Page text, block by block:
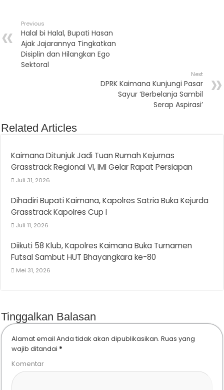
Previous
Halal bi Halal, Bupati Hasan
Ajak Jajarannya Tingkatkan
Disiplin dan Hilangkan Ego
Sektoral
Next
DPRK Kaimana Kunjungi Pasar
Sayur ‘Berbelanja Sambil
Serap Aspirasi’
Related Articles
Kaimana Ditunjuk Jadi Tuan Rumah Kejurnas
Grasstrack Regional VI, IMI Gelar Rapat Persiapan
Juli 31, 2026
Dihadiri Bupati Kaimana, Kapolres Satria Buka Kejurda
Grasstrack Kapolres Cup I
Juli 11, 2026
Diikuti 58 Klub, Kapolres Kaimana Buka Turnamen
Futsal Sambut HUT Bhayangkara ke-80
Mei 31, 2026
Tinggalkan Balasan
Alamat email Anda tidak akan dipublikasikan. Ruas yang
wajib ditandai *
Komentar